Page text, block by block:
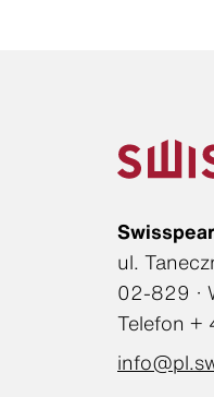
ul.
02-829 ·
Telefon